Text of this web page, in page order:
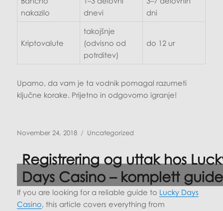
nakazilo
dnevi
dni
Kriptovalute
takojšnje
(odvisno od
potrditev)
do 12 ur
Upamo, da vam je ta vodnik pomagal razumeti
ključne korake. Prijetno in odgovorno igranje!
Posted
November 24, 2018 Categories
Uncategorized
Registrering og uttak hos
Days Casino – komplett guide
If you are looking for a reliable guide to Lucky Days
Casino, this article covers everything from